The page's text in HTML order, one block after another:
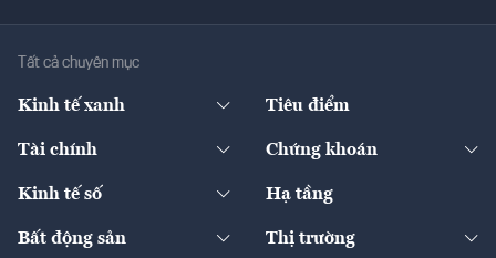
Tất cả chuyên mục
Kinh tế xanh
Diễn đàn
Tiêu điểm
Tài chính
Ngân hàng
Chứng khoán
Doanh nghiệp niêm yết
Kinh tế số
Sản phẩm - Thị trường
Hạ tầng
Bất động sản Thị trường